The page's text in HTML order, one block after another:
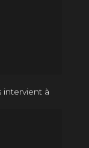
intervient à